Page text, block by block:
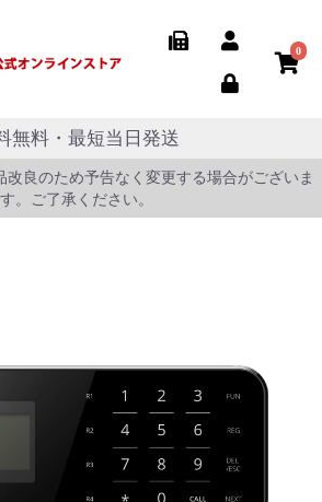
0
無料・最短当日発送
良のため予告なく変更する場合がございま
す。ご了承ください。